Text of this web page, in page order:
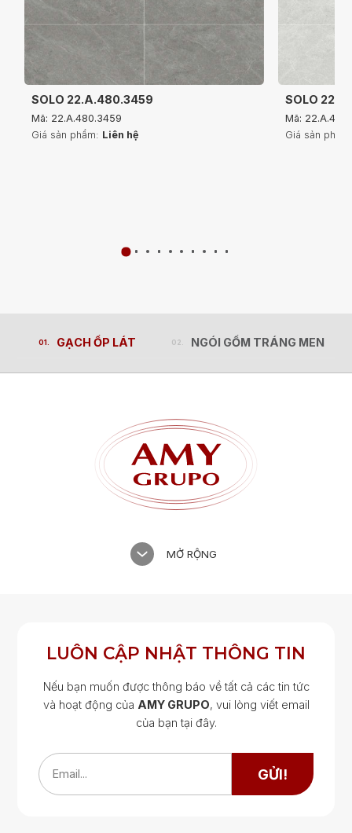
SOLO 22.A.480.3459
Mã: 22.A.480.3459
Giá sản phẩm: Liên hệ
SOLO
Mã:
Giá sản
GẠCH ỐP LÁT
GẠCH ỐP LÁT
NGÓI GỐM TRÁNG MEN
NGÓI GỐM TRÁNG MEN
MỞ RỘNG
LUÔN CẬP NHẬT THÔNG TIN
Nếu bạn muốn được thông báo về tất cả các tin tức
và hoạt động của AMY GRUPO, vui lòng viết email
của bạn tại đây.
Email... GỬI!